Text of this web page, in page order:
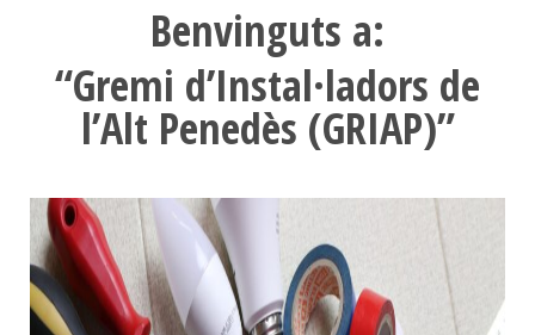
Benvinguts a:
“Gremi d’Instal·ladors de
l’Alt Penedès (GRIAP)”